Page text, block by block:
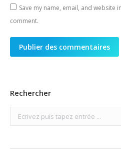
Save my name, email, and website
comment.
Publier des commentaires
Rechercher
Search: